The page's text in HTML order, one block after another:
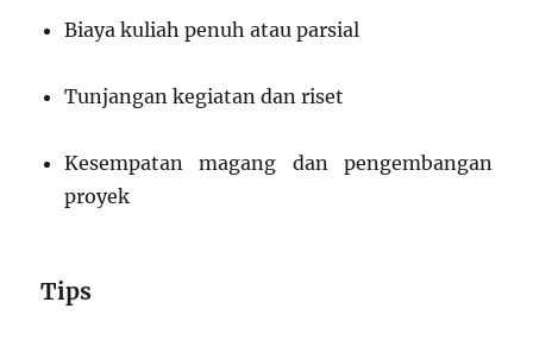
Biaya kuliah penuh atau parsial
Tunjangan kegiatan dan riset
Kesempatan magang dan pengembangan
proyek
Tips